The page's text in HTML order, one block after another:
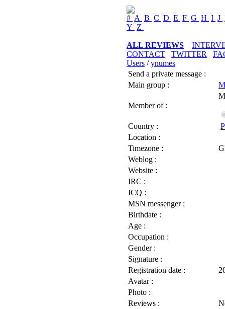
# A B C D E F G H I J
Y Z
ALL REVIEWS
CONTACT
TWITTER
Users /ynumes
Send a private message :
Main group :
Member of :
Country :
Location :
Timezone :
Weblog :
Website :
IRC :
ICQ :
MSN messenger :
Birthdate :
Age :
Occupation :
Gender :
Signature :
Registration date :
Avatar :
Photo :
Reviews :